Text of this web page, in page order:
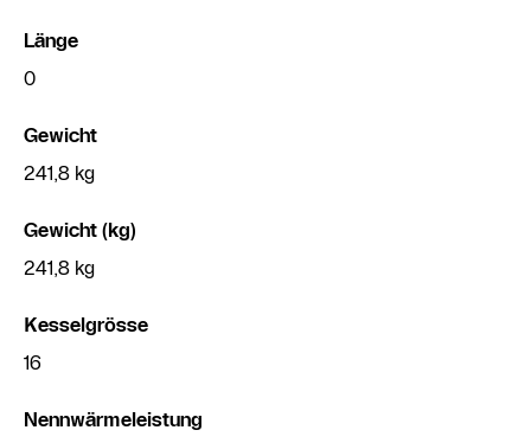
Länge
0
Gewicht
241,8 kg
Gewicht (kg)
241,8 kg
Kesselgrösse
16
Nennwärmeleistung